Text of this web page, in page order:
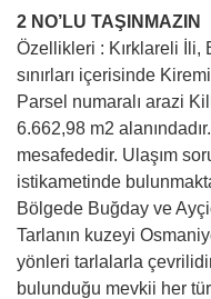
2 NO’LU TAŞINMAZIN
Özellikleri : Kırklareli İli,
sınırları içerisinde
Parsel numaralı arazi
6.662,98 m2
mesafededir. Ulaşım
istikametinde
Bölgede Buğday ve
Tarlanın kuzeyi
yönleri tarlalarla
bulunduğu mevkii her